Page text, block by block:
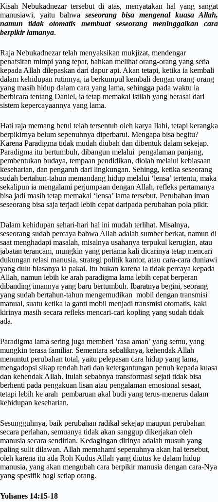
Kisah Nebukadnezar tersebut di atas, menyatakan hal yang sangat
manusiawi, yaitu bahwa seseorang bisa mengenal kuasa Allah,
namun tidak otomatis membuat seseorang meninggalkan cara
berpikir lamanya.
Raja Nebukadnezar telah menyaksikan mukjizat, mendengar
penafsiran mimpi yang tepat, bahkan melihat orang-orang yang setia
kepada Allah dilepaskan dari dapur api. Akan tetapi, ketika ia kembali
dalam kehidupan rutinnya, ia berkumpul kembali dengan orang-orang
yang masih hidup dalam cara yang lama, sehingga pada waktu ia
berbicara tentang Daniel, ia tetap memakai istilah yang berasal dari
sistem kepercayaannya yang lama.
Hati raja memang betul telah tersentuh oleh karya Ilahi, tetapi kerangka
berpikirnya belum sepenuhnya diperbarui. Mengapa bisa begitu?
Karena Paradigma tidak mudah diubah dan dibentuk dalam sekejap.
Paradigma itu bertumbuh, dibangun melalui pengalaman panjang,
pembentukan budaya, tempaan pendidikan, diolah melalui kebiasaan
keseharian, dan pengaruh dari lingkungan. Sehingg, ketika seseorang
sudah bertahun-tahun memandang hidup melalui ‘lensa’ tertentu, maka
sekalipun ia mengalami perjumpaan dengan Allah, refleks pertamanya
bisa jadi masih tetap memakai ‘lensa’ lama tersebut. Perubahan iman
seseorang bisa saja terjadi lebih cepat daripada perubahan pola pikir.
Dalam kehidupan sehari-hari hal ini mudah terlihat. Misalnya,
seseorang sudah percaya bahwa Allah adalah sumber berkat, namun di
saat menghadapi masalah, misalnya usahanya terpukul kerugian, atau
jabatan terancam, mungkin yang pertama kali dicarinya tetap mencari
dukungan relasi manusia, strategi politik kantor, atau cara-cara duniawi
yang dulu biasanya ia pakai. Itu bukan karena ia tidak percaya kepada
Allah, namun lebih ke arah paradigma lama lebih cepat berperan
dibanding imannya yang baru bertumbuh. Ibaratnya begini, seorang
yang sudah bertahun-tahun mengemudikan mobil dengan transmisi
manual, suatu ketika ia ganti mobil menjadi transmisi otomatis, kaki
kirinya masih secara refleks mencari-cari kopling yang sudah tidak
ada.
Paradigma lama sering juga memberi ‘rasa aman’ yang semu, yang
mungkin terasa familiar. Sementara sebaliknya, kehendak Allah
menuntut perubahan total, yaitu pelepasan cara hidup yang lama,
mengadopsi sikap rendah hati dan ketergantungan penuh kepada kuasa
dan kehendak Allah. Itulah sebabnya transformasi sejati tidak bisa
berhenti pada pengakuan lisan atau pengalaman emosional sesaat,
tetapi lebih ke arah pembaruan akal budi yang terus-menerus dalam
kehidupan keseharian.
Sesungguhnya, baik perubahan radikal sekejap maupun perubahan
secara perlahan, semuanya tidak akan sanggup dikerjakan oleh
manusia secara sendirian. Kedagingan dirinya adalah musuh yang
paling sulit dilawan. Allah memahami sepenuhnya akan hal tersebut,
oleh karena itu ada Roh Kudus Allah yang diutus ke dalam hidup
manusia, yang akan mengubah cara berpikir manusia dengan cara-Nya
yang spesifik bagi setiap orang.
Yohanes 14:15-18